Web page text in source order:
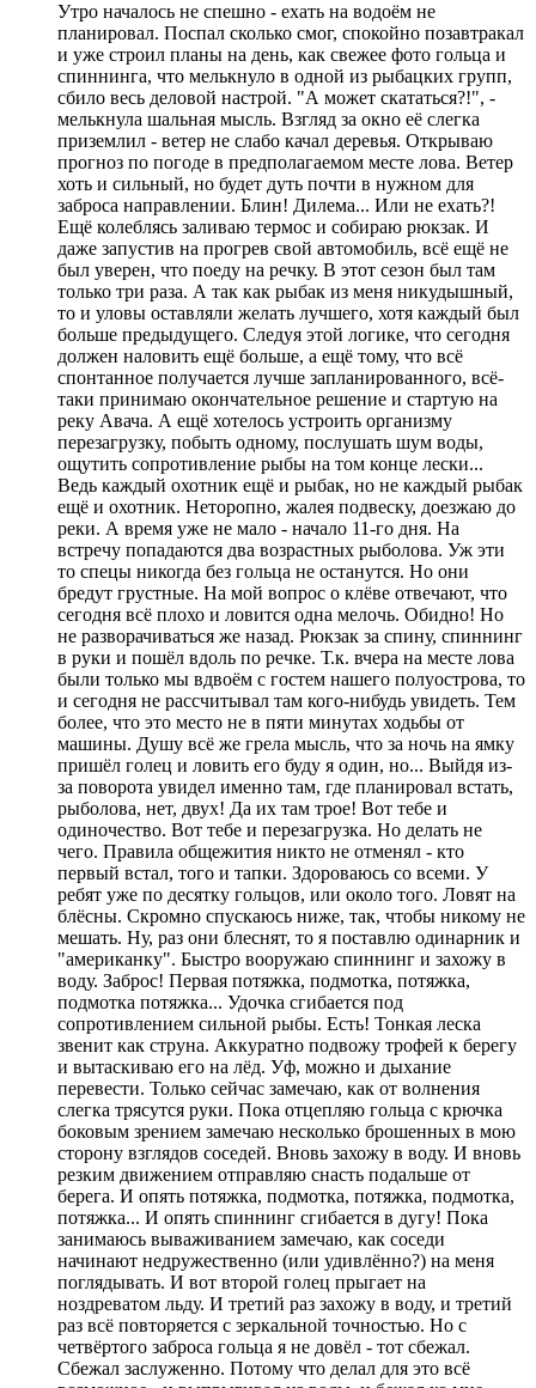
Утро началось не спешно - ехать на водоём не
планировал. Поспал сколько смог, спокойно позавтракал
и уже строил планы на день, как свежее фото гольца и
спиннинга, что мелькнуло в одной из рыбацких групп,
сбило весь деловой настрой. "А может скататься?!", -
мелькнула шальная мысль. Взгляд за окно её слегка
приземлил - ветер не слабо качал деревья. Открываю
прогноз по погоде в предполагаемом месте лова. Ветер
хоть и сильный, но будет дуть почти в нужном для
заброса направлении. Блин! Дилема... Или не ехать?!
Ещё колеблясь заливаю термос и собираю рюкзак. И
даже запустив на прогрев свой автомобиль, всё ещё не
был уверен, что поеду на речку. В этот сезон был там
только три раза. А так как рыбак из меня никудышный,
то и уловы оставляли желать лучшего, хотя каждый был
больше предыдущего. Следуя этой логике, что сегодня
должен наловить ещё больше, а ещё тому, что всё
спонтанное получается лучше запланированного, всё-
таки принимаю окончательное решение и стартую на
реку Авача. А ещё хотелось устроить организму
перезагрузку, побыть одному, послушать шум воды,
ощутить сопротивление рыбы на том конце лески...
Ведь каждый охотник ещё и рыбак, но не каждый рыбак
ещё и охотник. Неторопно, жалея подвеску, доезжаю до
реки. А время уже не мало - начало 11-го дня. На
встречу попадаются два возрастных рыболова. Уж эти
то спецы никогда без гольца не останутся. Но они
бредут грустные. На мой вопрос о клёве отвечают, что
сегодня всё плохо и ловится одна мелочь. Обидно! Но
не разворачиваться же назад. Рюкзак за спину, спиннинг
в руки и пошёл вдоль по речке. Т.к. вчера на месте лова
были только мы вдвоём с гостем нашего полуострова, то
и сегодня не рассчитывал там кого-нибудь увидеть. Тем
более, что это место не в пяти минутах ходьбы от
машины. Душу всё же грела мысль, что за ночь на ямку
пришёл голец и ловить его буду я один, но... Выйдя из-
за поворота увидел именно там, где планировал встать,
рыболова, нет, двух! Да их там трое! Вот тебе и
одиночество. Вот тебе и перезагрузка. Но делать не
чего. Правила общежития никто не отменял - кто
первый встал, того и тапки. Здороваюсь со всеми. У
ребят уже по десятку гольцов, или около того. Ловят на
блёсны. Скромно спускаюсь ниже, так, чтобы никому не
мешать. Ну, раз они блеснят, то я поставлю одинарник и
"американку". Быстро вооружаю спиннинг и захожу в
воду. Заброс! Первая потяжка, подмотка, потяжка,
подмотка потяжка... Удочка сгибается под
сопротивлением сильной рыбы. Есть! Тонкая леска
звенит как струна. Аккуратно подвожу трофей к берегу
и вытаскиваю его на лёд. Уф, можно и дыхание
перевести. Только сейчас замечаю, как от волнения
слегка трясутся руки. Пока отцепляю гольца с крючка
боковым зрением замечаю несколько брошенных в мою
сторону взглядов соседей. Вновь захожу в воду. И вновь
резким движением отправляю снасть подальше от
берега. И опять потяжка, подмотка, потяжка, подмотка,
потяжка... И опять спиннинг сгибается в дугу! Пока
занимаюсь вываживанием замечаю, как соседи
начинают недружественно (или удивлённо?) на меня
поглядывать. И вот второй голец прыгает на
ноздреватом льду. И третий раз захожу в воду, и третий
раз всё повторяется с зеркальной точностью. Но с
четвёртого заброса гольца я не довёл - тот сбежал.
Сбежал заслуженно. Потому что делал для это всё